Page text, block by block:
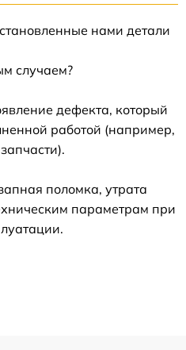
нами детали
случаем?
дефекта, который
работой (например,
поломка, утрата
параметрам при